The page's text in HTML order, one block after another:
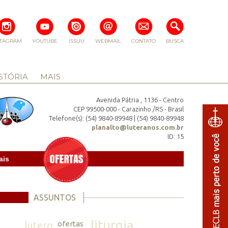
BUSCA
CONTATO
WEBMAIL
ISSUU
YOUTUBE
MAIS
Avenida Pátria , 1136 - Centro
CEP 99500-000 - Carazinho /RS - Brasil
Telefone(s): (54) 9840-89948 | (54) 9840-89948
planalto@luteranos.com.br
ID: 15
ASSUNTOS
lutero ofertas